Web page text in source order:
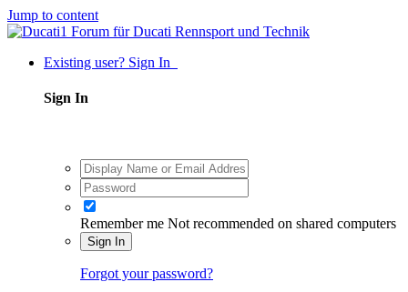
Jump to content
Existing user? Sign In
Sign In
Remember me Not recommended on shared computers
Sign In
Forgot your password?